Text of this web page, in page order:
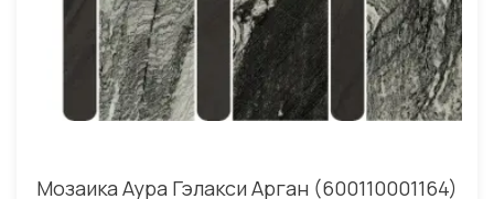
Мозаика Аура Гэлакси Арган (600110001164)